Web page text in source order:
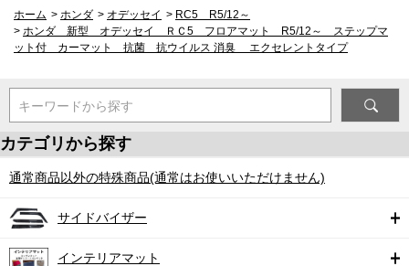
ホーム > ホンダ > オデッセイ > RC5 R5/12～
> ホンダ 新型 オデッセイ ＲＣ5 フロアマット R5/12～ ステップマ
ット付 カーマット 抗菌 抗ウイルス 消臭 エクセレントタイプ
キーワードから探す
カテゴリから探す
通常商品以外の特殊商品(通常はお使いいただけません)
サイドバイザー
インテリアマット